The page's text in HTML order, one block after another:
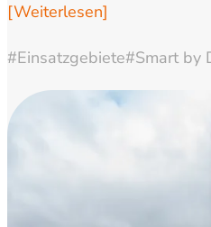
[Weiterlesen]
#Einsatzgebiete#Smart by